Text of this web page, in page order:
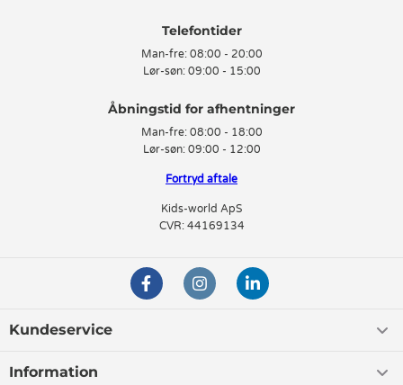
Telefontider
Man-fre: 08:00 - 20:00
Lør-søn: 09:00 - 15:00
Man-fre: 08:00 - 18:00
Lør-søn: 09:00 - 12:00
Fortryd aftale
Kids-world ApS
CVR: 44169134
Kundeservice
Information